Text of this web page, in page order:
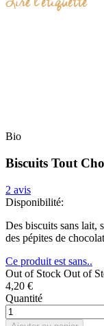
Bio
Biscuits Tout
2 avis
Disponibilité:
Des biscuits sans lait,
des pépites de chocolat
Ce produit est sans..
Out of Stock Out of
4,20 €
Quantité